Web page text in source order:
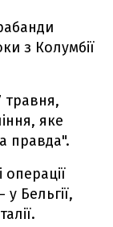
з Колумбії
травня,
яке
правда".
Бельгії,